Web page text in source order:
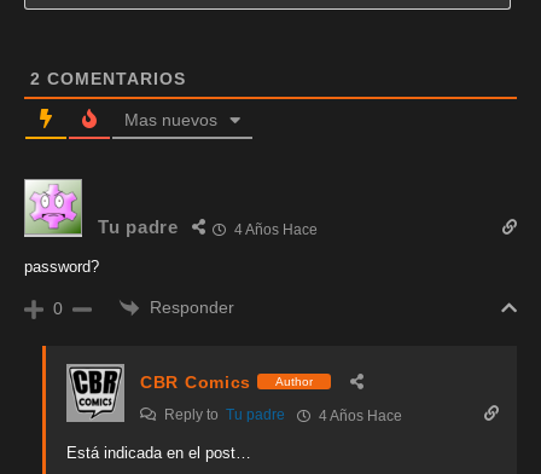
2 COMENTARIOS
Mas nuevos
Tu padre 4 Años Hace
password?
0 Responder
CBR Comics Author
Reply to Tu padre 4 Años Hace
Está indicada en el post…